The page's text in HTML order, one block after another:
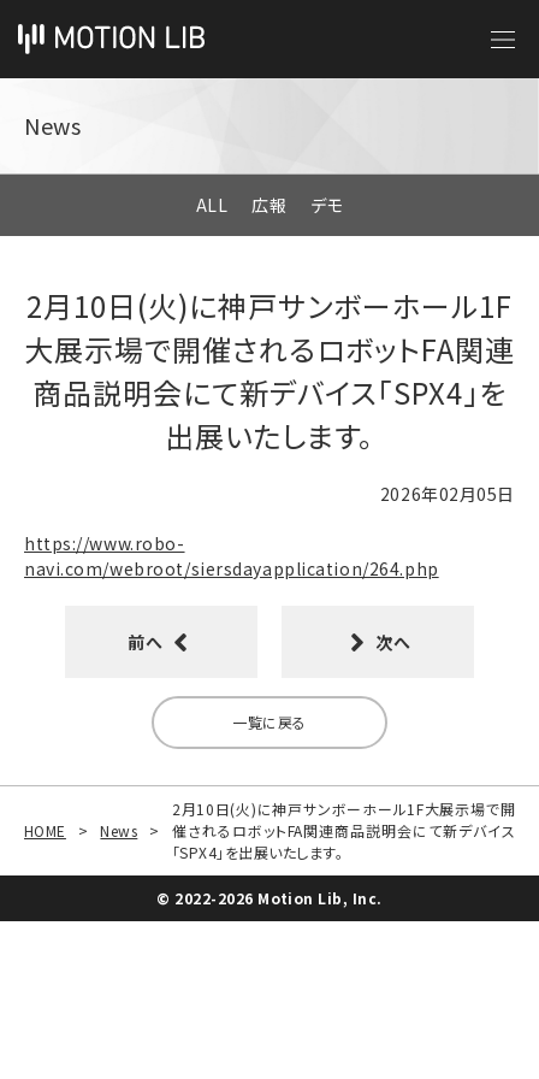
News
ALL 広報 デモ
2月10日(火)に神戸サンボーホール1F
大展示場で開催されるロボットFA関連
商品説明会にて新デバイス「SPX4」を
出展いたします。
2026年02月05日
https://www.robo-
navi.com/webroot/siersdayapplication/264.php
前へ 次へ
一覧に戻る
HOME > News >
2月10日(火)に神戸サンボーホール1F大展示場で開
催されるロボットFA関連商品説明会にて新デバイス
「SPX4」を出展いたします。
© 2022-2026 Motion Lib, Inc.